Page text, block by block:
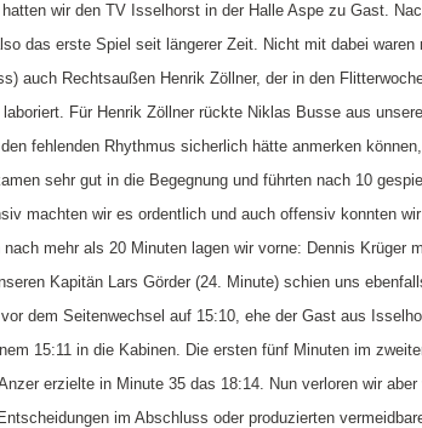
wir den TV Isselhorst in der Halle Aspe zu Gast.
das erste Spiel seit längerer Zeit. Nicht mit dabei waren
auch Rechtsaußen Henrik Zöllner, der in den
Für Henrik Zöllner rückte Niklas Busse aus
fehlenden Rhythmus sicherlich hätte anmerken
sehr gut in die Begegnung und führten nach 10
machten wir es ordentlich und auch offensiv konnten
mehr als 20 Minuten lagen wir vorne: Dennis Krüger
Kapitän Lars Görder (24. Minute) schien uns
dem Seitenwechsel auf 15:10, ehe der Gast aus
15:11 in die Kabinen. Die ersten fünf Minuten im
erzielte in Minute 35 das 18:14. Nun verloren wir
im Abschluss oder produzierten